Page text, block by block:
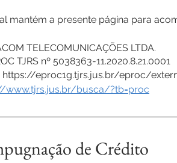
mantém a presente página para
TELECOMUNICAÇÕES LTDA.
TJRS nº 5038363-11.2020.8.21.0001
https://eproc1g.tjrs.jus.br/eproc/
www.tjrs.jus.br/busca/?tb=proc
de Crédito